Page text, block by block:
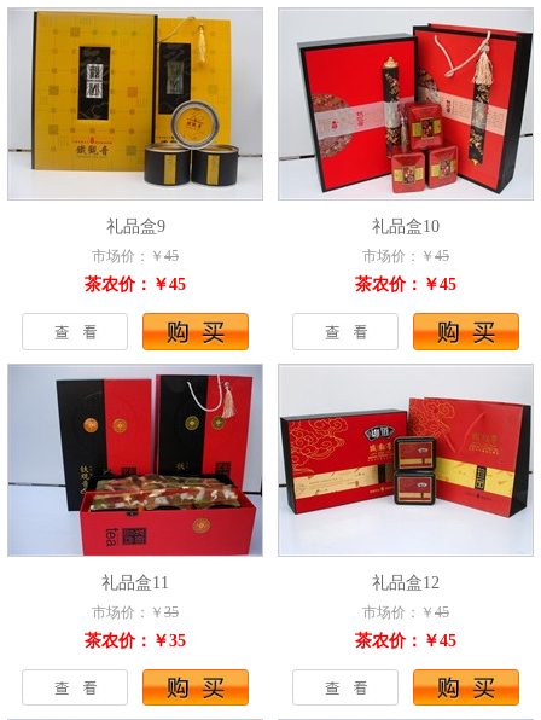
礼品盒9
市场价：￥ 45
茶农价：￥45
礼品盒10
市场价：￥ 45
茶农价：￥45
礼品盒11
市场价：￥ 35
茶农价：￥35
礼品盒12
市场价：￥ 45
茶农价：￥45